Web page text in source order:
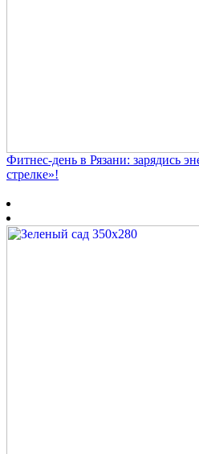
Фитнес‑день в Рязани: зарядись
стрелке»!